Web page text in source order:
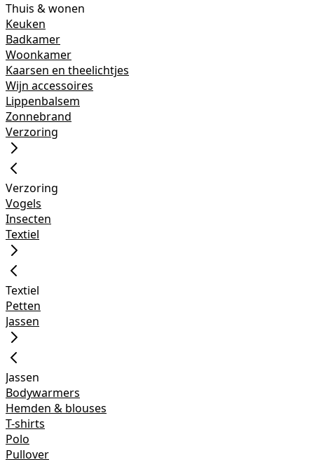
Thuis & wonen
Keuken
Badkamer
Woonkamer
Kaarsen en theelichtjes
Wijn accessoires
Lippenbalsem
Zonnebrand
Verzoring
Verzoring
Vogels
Insecten
Textiel
Textiel
Petten
Jassen
Jassen
Bodywarmers
Hemden & blouses
T-shirts
Polo
Pullover